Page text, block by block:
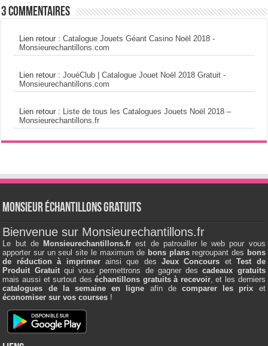
3 Commentaires
Lien retour :Catalogue Jouets Géant Casino Noël 2018 -
Monsieurechantillons.com
Lien retour :JouéClub | Catalogue Jouet Noël 2018 Gratuit -
Monsieurechantillons.com
Lien retour : Liste de tous les Catalogues Jouets Noël 2018 –
Monsieurechantillons.fr
Monsieur échantillons Gratuits
Bienvenue sur Monsieurechantillons.fr
Le but de Monsieurechantillons.fr est de patrouiller le web pour vous
apporter sur un seul site le maximum de bons plansregroupant des bons
de réduction à imprimerainsi que desJeux Concours etTest de
Produit Gratuitqui vous permettrons de gagner descadeaux gratuits
mais aussi et surtout deséchantillons gratuits à recevoir, et les derniers
catalogues de la semaine en ligne afin de comparer les prix et
économiser sur vos courses !